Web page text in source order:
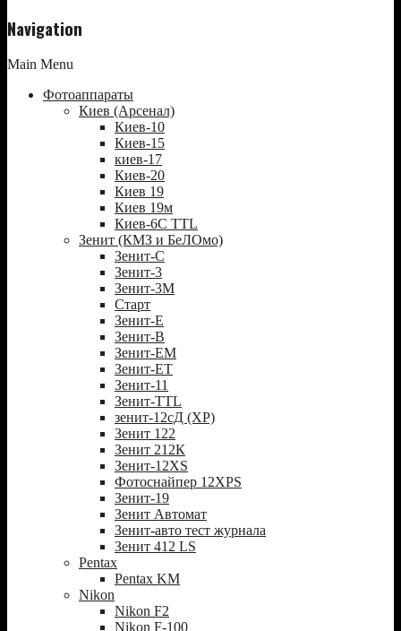
Navigation
Main Menu
Фотоаппараты
Киев (Арсенал)
Киев-10
Киев-15
киев-17
Киев-20
Киев 19
Киев 19м
Киев-6С TTL
Зенит (КМЗ и БеЛОмо)
Зенит-С
Зенит-3
Зенит-3М
Старт
Зенит-Е
Зенит-В
Зенит-ЕМ
Зенит-ЕТ
Зенит-11
Зенит-TTL
зенит-12сД (XP)
Зенит 122
Зенит 212К
Зенит-12XS
Фотоснайпер 12XPS
Зенит-19
Зенит Автомат
Зенит-авто тест журнала
Зенит 412 LS
Pentax
Pentax KM
Nikon
Nikon F2
Nikon F-100